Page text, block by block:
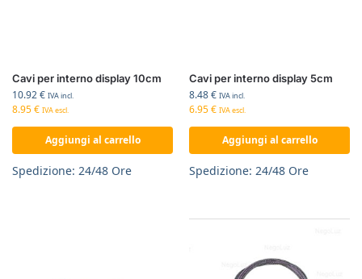
Cavi per interno display 10cm
10.92€ IVA incl.
8.95€ IVA escl.
Aggiungi al carrello
Spedizione: 24/48 Ore
Cavi per interno display 5cm
8.48€ IVA incl.
6.95€ IVA escl.
Aggiungi al carrello
Spedizione: 24/48 Ore